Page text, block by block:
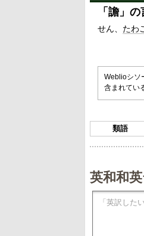
「 譫」の
せん たわ
Weblioシソ
含まれてい
類語
英和和